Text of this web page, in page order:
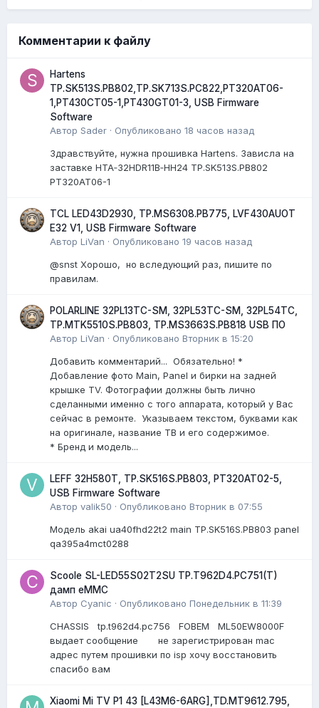
Комментарии к файлу
Hartens
TP.SK513S.PB802,TP.SK713S.PC822,PT320AT06-
1,PT430CT05-1,PT430GT01-3, USB Firmware
Software
Автор Sader · Опубликовано 18 часов назад
Здравствуйте, нужна прошивка Hartens. Зависла на
заставке HTA‑32HDR11B‑HH24 TP.SK513S.PB802
PT320AT06-1
TCL LED43D2930, TP.MS6308.PB775, LVF430AUOT
E32 V1, USB Firmware Software
Автор LiVan · Опубликовано 19 часов назад
@snst Хорошо, но вследующий раз, пишите по
правилам.
POLARLINE 32PL13TC-SM, 32PL53TC-SM, 32PL54TC,
TP.MTK5510S.PB803, TP.MS3663S.PB818 USB ПО
Автор LiVan · Опубликовано Вторник в 15:20
Добавить комментарий... Обязательно! *
Добавление фото Main, Panel и бирки на задней
крышке TV. Фотографии должны быть лично
сделанными именно с того аппарата, который у Вас
сейчас в ремонте. Указываем текстом, буквами как
на оригинале, название ТВ и его содержимое.
* Бренд и модель...
LEFF 32H580T, TP.SK516S.PB803, PT320AT02-5,
USB Firmware Software
Автор valik50 · Опубликовано Вторник в 07:55
Модель akai ua40fhd22t2 main TP.SK516S.PB803 panel
qa395a4mct0288
Scoole SL-LED55S02T2SU TP.T962D4.PC751(T)
дамп eMMC
Автор Cyanic · Опубликовано Понедельник в 11:39
CHASSIS tp.t962d4.pc756 FOBEM ML50EW8000F
выдает сообщение не зарегистрирован mac
адрес путем прошивки по isp хочу восстановить
спасибо вам
Xiaomi Mi TV P1 43 [L43M6-6ARG],TD.MT9612.795,